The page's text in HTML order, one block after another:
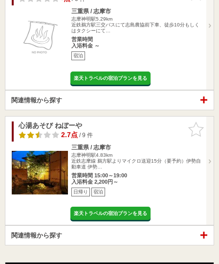
三重県 / 志摩市
志摩神明駅5.29km
近鉄鵜方駅三交バスにて志島農協前下車、徒歩10分もしく
はタクシーにて…
営業時間
入浴料金 ～
宿泊
楽天トラベルの宿泊プランを見る
関連情報から探す
お気に入
りに追加
心湯あそび ねぼーや
2.7点/ 9 件
三重県 / 志摩市
志摩神明駅4.83km
近鉄志摩線 鵜方駅よりマイクロ送迎15分（要予約）伊勢自
動車道 伊勢…
営業時間 15:00～19:00
入浴料金 2,200円～
日帰り 宿泊
楽天トラベルの宿泊プランを見る
関連情報から探す